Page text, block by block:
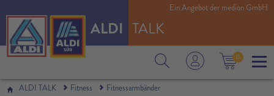
ALDI TALK
0
Ein Angebot der medion GmbH
ALDI TALK Fitness Fitnessarmbänder